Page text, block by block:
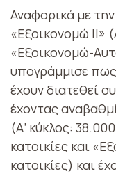
Αναφορικά με
«Εξοικονομώ II»
«Εξοικονομώ-
υπογράμμισε
έχουν διατεθεί
έχοντας
(Α’ κύκλος:
κατοικίες και
κατοικίες) και